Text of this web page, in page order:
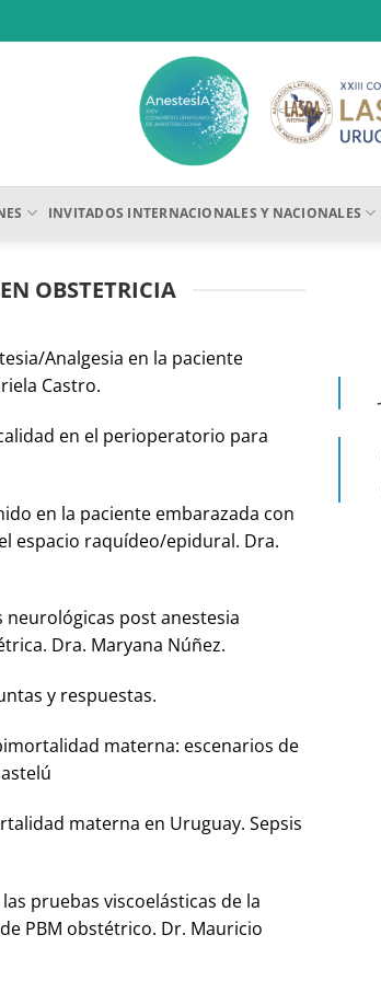
INVITADOS INTERNACIONALES Y NACIONALES
OBSTETRICIA
Analgesia en la paciente
Castro.
en el perioperatorio para
en la paciente embarazada con
espacio raquídeo/epidural. Dra.
neurológicas post anestesia
Dra. Maryana Núñez.
y respuestas.
materna: escenarios de
materna en Uruguay. Sepsis
pruebas viscoelásticas de la
PBM obstétrico. Dr. Mauricio